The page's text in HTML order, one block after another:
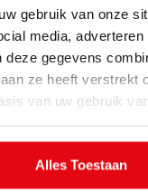
gebruik van onze
media,
deze gegevens
ze heeft verstrekt
van uw gebruik
Alles Toestaan